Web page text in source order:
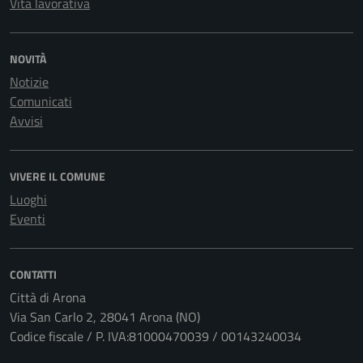
NOVITÀ
Notizie
Comunicati
Avvisi
VIVERE IL COMUNE
Luoghi
Eventi
CONTATTI
Città di Arona
Via San Carlo 2, 28041 Arona (NO)
Codice fiscale / P. IVA:81000470039 / 00143240034